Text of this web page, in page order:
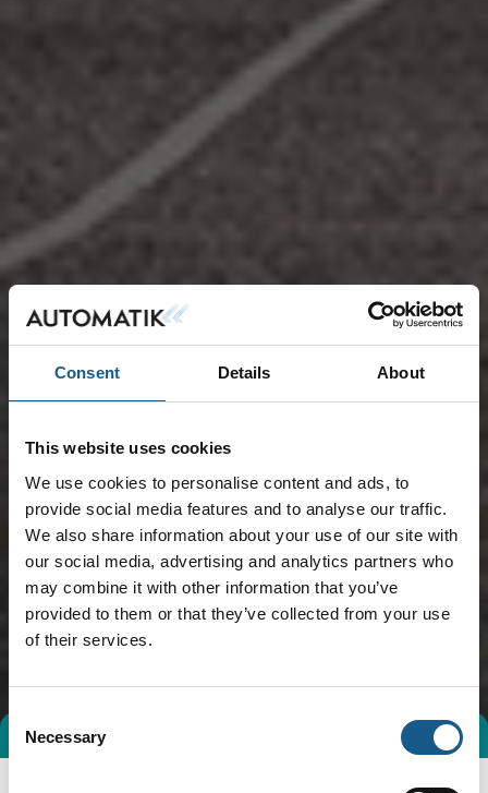
Consent Details About
This website uses cookies
We use cookies to personalise content and ads, to
provide social media features and to analyse our traffic.
We also share information about your use of our site with
our social media, advertising and analytics partners who
may combine it with other information that you’ve
provided to them or that they’ve collected from your use
of their services.
Consent
Selection
Necessary